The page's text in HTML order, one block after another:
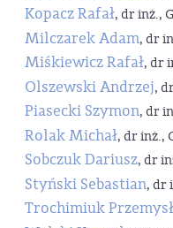
Kopacz Rafał, dr inż.,
Milczarek Adam, dr
Miśkiewicz Rafał, dr
Olszewski Andrzej,
Piasecki Szymon, dr
Rolak Michał, dr inż.,
Sobczuk Dariusz, dr
Styński Sebastian, dr
Trochimiuk